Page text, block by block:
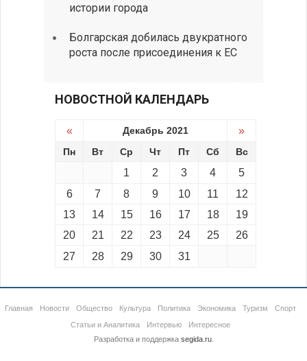
истории города
Болгарская добилась двукратного
роста после присоединения к ЕС
НОВОСТНОЙ КАЛЕНДАРЬ
« Декабрь 2021 »
Пн Вт Ср Чт Пт Сб Вс
1 2 3 4
5
6
7 8 9 10 11
12
13
14 15 16 17 18
19
20
21 22 23 24 25
26
27
28 29 30 31
Главная Новости Общество Культура Политика Экономика Туризм
Спорт
Статьи и Аналитика
Интервью
Интересное
Разработка и поддержка segida.ru.